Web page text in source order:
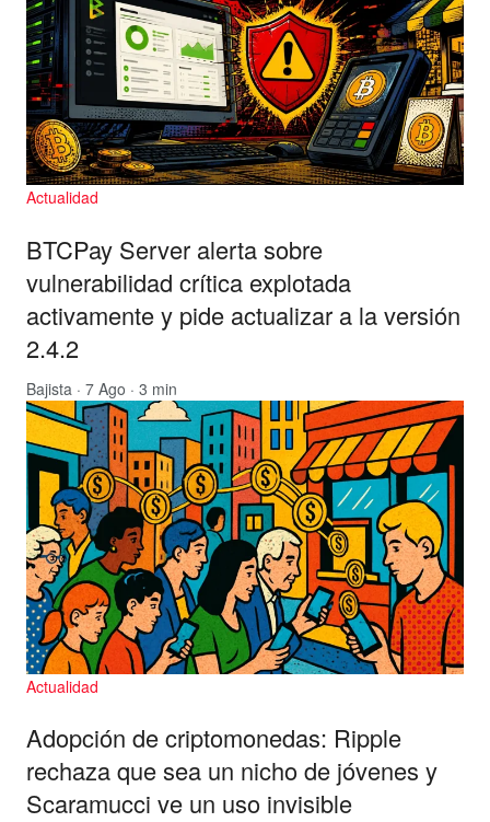
Actualidad
BTCPay Server alerta sobre
vulnerabilidad crítica explotada
activamente y pide actualizar a la versión
2.4.2
Bajista · 7 Ago · 3 min
Actualidad
Adopción de criptomonedas: Ripple
rechaza que sea un nicho de jóvenes y
Scaramucci ve un uso invisible